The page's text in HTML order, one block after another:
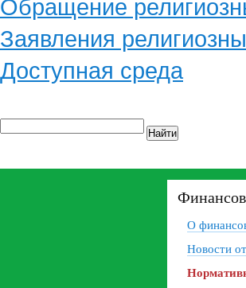
Обращение
Заявления
Доступная среда
Найти
О
Новости